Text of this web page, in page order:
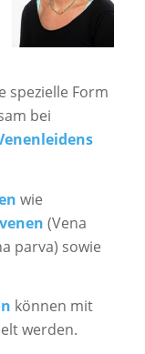
spezielle Form
bei
wie
(Vena
parva) sowie
können mit
werden.